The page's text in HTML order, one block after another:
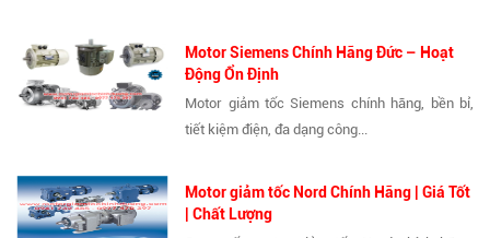
Motor Siemens Chính Hãng Đức – Hoạt
Động Ổn Định
Motor giảm tốc Siemens chính hãng, bền bỉ,
tiết kiệm điện, đa dạng công...
Motor giảm tốc Nord Chính Hãng | Giá Tốt
| Chất Lượng